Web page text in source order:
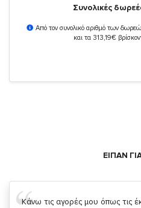
Συνολικές
Από τον συνολικό αριθμό των
και τα 313,19€
ΕΙΠΑΝ
Σας ευχαριστώ που μας δίνετε